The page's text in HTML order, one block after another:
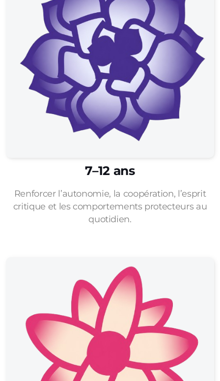
7–12 ans
Renforcer l’autonomie, la coopération, l’esprit
critique et les comportements protecteurs au
quotidien.